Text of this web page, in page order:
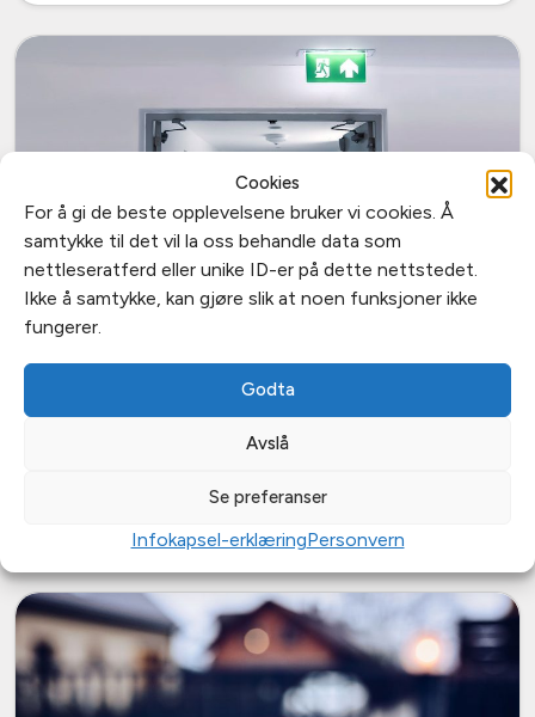
Cookies
For å gi de beste opplevelsene bruker vi cookies. Å
samtykke til det vil la oss behandle data som
nettleseratferd eller unike ID-er på dette nettstedet.
Ikke å samtykke, kan gjøre slik at noen funksjoner ikke
fungerer.
Godta
Avslå
Se preferanser
Infokapsel-erklæringPersonvern
Dørlukker og dørautomatikk
bygninger, butikker, hoteller m.m.